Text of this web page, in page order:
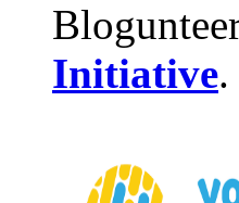
Initiative.